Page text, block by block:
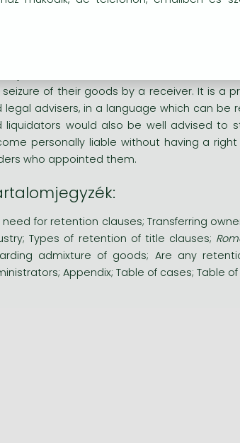
legal advisers, in a language which can be
object of this book is to assist those who
of their goods by a receiver. It is a
legal advisers, in a language which can be
liquidators would also be well advised to
personally liable without having a
who appointed them.
need for retention clauses; Transferring
Types of retention of title clauses;
admixture of goods; Are any
Appendix; Table of cases; Table